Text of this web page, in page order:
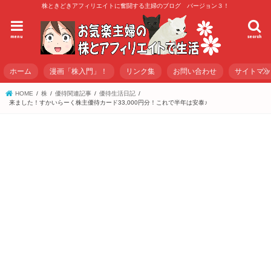
株ときどきアフィリエイトに奮闘する主婦のブログ バージョン３！
search
menu
ホーム 漫画「株入門」！ リンク集 お問い合わせ サイトマ
HOME 株 優待関連記事
優待生活日記
来ました！すかいらーく株主優待カード33,000円分！これで半年は安泰♪